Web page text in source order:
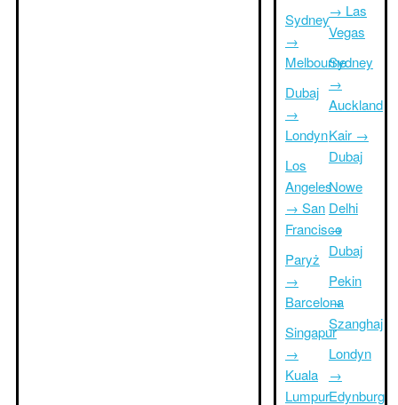
Sydney
→
Melbourne
Dubaj
→
Londyn
Los
Angeles
→ San
Francisco
Paryż
→
Barcelona
Singapur
→
Kuala
Lumpur
→ Las
Vegas
Sydney
→
Auckland
Kair →
Dubaj
Nowe
Delhi
→
Dubaj
Pekin
→
Szanghaj
Londyn
→
Edynburg